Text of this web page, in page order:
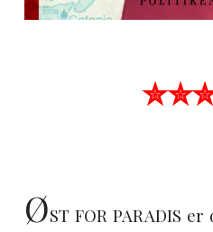
ØST FOR PARADIS